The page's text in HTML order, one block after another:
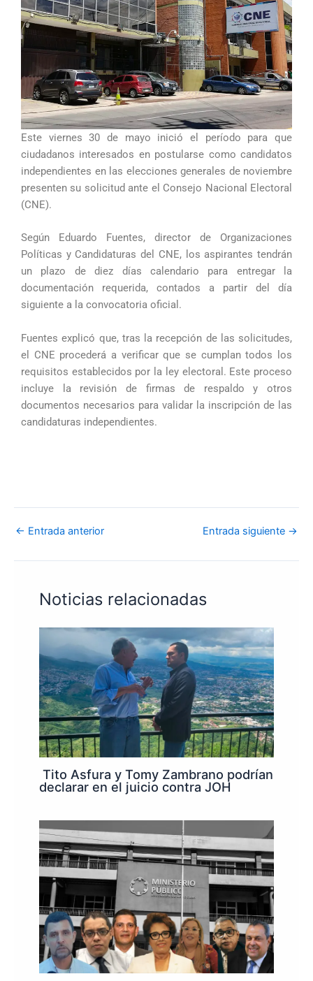
Este viernes 30 de mayo inició el período para que
ciudadanos interesados en postularse como candidatos
independientes en las elecciones generales de noviembre
presenten su solicitud ante el Consejo Nacional Electoral
(CNE).
Según Eduardo Fuentes, director de Organizaciones
Políticas y Candidaturas del CNE, los aspirantes tendrán
un plazo de diez días calendario para entregar la
documentación requerida, contados a partir del día
siguiente a la convocatoria oficial.
Fuentes explicó que, tras la recepción de las solicitudes,
el CNE procederá a verificar que se cumplan todos los
requisitos establecidos por la ley electoral. Este proceso
incluye la revisión de firmas de respaldo y otros
documentos necesarios para validar la inscripción de las
candidaturas independientes.
← Entrada anterior Entrada siguiente →
Noticias relacionadas
Tito Asfura y Tomy Zambrano podrían
declarar en el juicio contra JOH